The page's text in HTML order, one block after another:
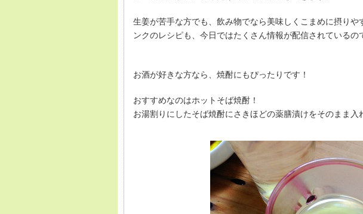
生姜が苦手な方でも、飲み物でなら美味しくこまめに摂り
ンクのレシピも、今日ではたくさん情報が配信されているの
お酒が好きな方なら、焼酎にもぴったりです！
おすすめなのはホットそば焼酎！
お湯割りにしたそば焼酎にさきほどの薬膳漬けをそのまま入